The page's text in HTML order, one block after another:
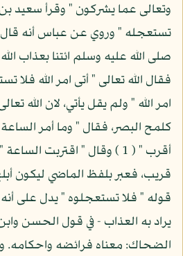
وتعالى عما يشركون " وقرأ سعيد بن
تستعجله " وروي عن عباس أنه قال:
صلى الله عليه وسلم ائتنا بعذاب
فقال الله تعالى " أتى امر الله فلا
امر الله " ولم يقل يأتي، لان الله
كلمح البصر، فقال " وما أمر
قريب، فعبر بلفظ الماضي ليكون
قوله " فلا تستعجلوه " يدل على أنه
يراد به العذاب - في قول الحسن
الضحاك: معناه فرائضه واحكامه.